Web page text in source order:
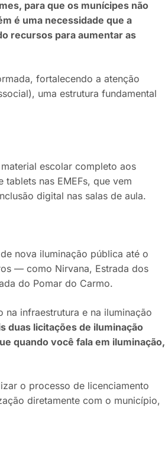
para que os munícipes não
é uma necessidade que a
recursos para aumentar as
fortalecendo a atenção
uma estrutura fundamental
escolar completo aos
nas EMEFs, que vem
digital nas salas de aula.
nova iluminação pública até o
— como Nirvana, Estrada dos
do Pomar do Carmo.
infraestrutura e na iluminação
duas licitações de iluminação
quando você fala em iluminação,
o processo de licenciamento
diretamente com o município,